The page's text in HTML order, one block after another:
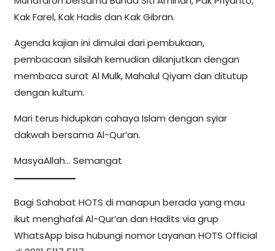
Kak Farel, Kak Hadis dan Kak Gibran.
Agenda kajian ini dimulai dari pembukaan,
pembacaan silsilah kemudian dilanjutkan dengan
membaca surat Al Mulk, Mahalul Qiyam dan ditutup
dengan kultum.
Mari terus hidupkan cahaya Islam dengan syiar
dakwah bersama Al-Qur’an.
MasyaAllah… Semangat
Bagi Sahabat HOTS di manapun berada yang mau
ikut menghafal Al-Qur’an dan Hadits via grup
WhatsApp bisa hubungi nomor Layanan HOTS Official